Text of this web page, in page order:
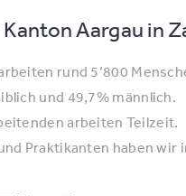
Aargau in
rund 5’800
und 49,7% männlich.
arbeiten Teilzeit.
Praktikanten haben wir